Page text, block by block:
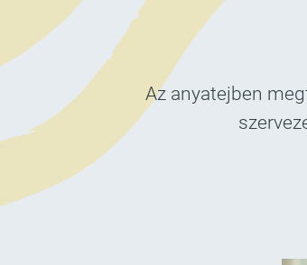
Az anyatejben